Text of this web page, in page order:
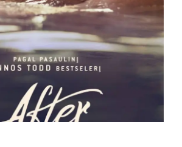
DOKUMENTINĮ
FILMĄ
„SENGIRĖ“
INTERNETU
GALIMA
IŠVYSTI
VISAME
PASAULYJE